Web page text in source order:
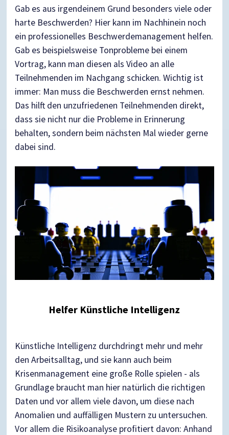
Gab es aus irgendeinem Grund besonders viele oder
harte Beschwerden? Hier kann im Nachhinein noch
ein professionelles Beschwerdemanagement helfen.
Gab es beispielsweise Tonprobleme bei einem
Vortrag, kann man diesen als Video an alle
Teilnehmenden im Nachgang schicken. Wichtig ist
immer: Man muss die Beschwerden ernst nehmen.
Das hilft den unzufriedenen Teilnehmenden direkt,
dass sie nicht nur die Probleme in Erinnerung
behalten, sondern beim nächsten Mal wieder gerne
dabei sind.
Helfer Künstliche Intelligenz
Künstliche Intelligenz durchdringt mehr und mehr
den Arbeitsalltag, und sie kann auch beim
Krisenmanagement eine große Rolle spielen - als
Grundlage braucht man hier natürlich die richtigen
Daten und vor allem viele davon, um diese nach
Anomalien und auffälligen Mustern zu untersuchen.
Vor allem die Risikoanalyse profitiert davon: Anhand